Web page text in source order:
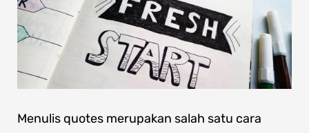
Menulis quotes merupakan salah satu cara